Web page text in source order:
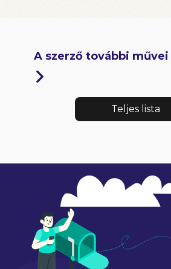
A szerző további művei
Teljes lista